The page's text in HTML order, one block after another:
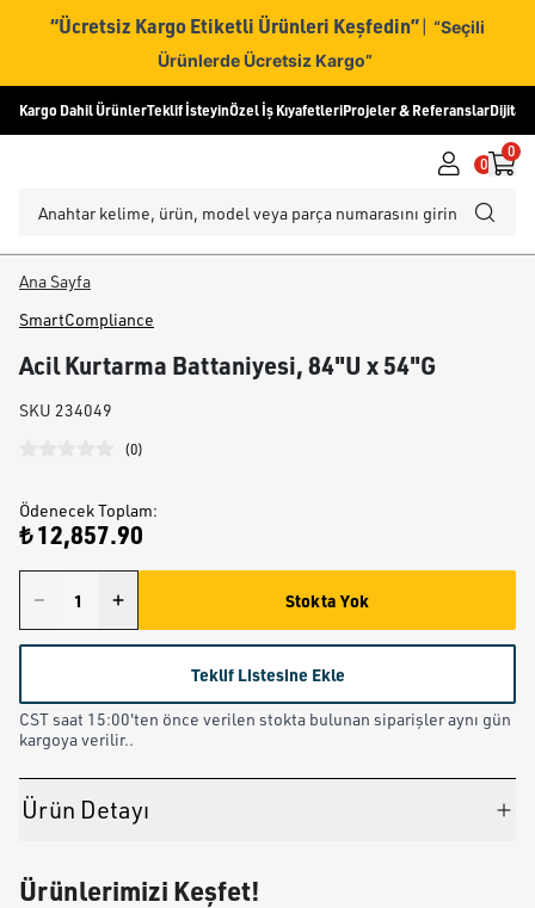
“Ücretsiz Kargo Etiketli Ürünleri Keşfedin” | “Seçili
Ürünlerde Ücretsiz Kargo”
Kargo Dahil ÜrünlerTeklif İsteyinÖzel İş KıyafetleriProjeler & ReferanslarDijital
0
0
Ana Sayfa
SmartCompliance
Acil Kurtarma Battaniyesi, 84"U x 54"G
SKU 234049
(0)
Ödenecek Toplam:
₺ 12,857.90
Stokta Yok
Teklif Listesine Ekle
CST saat 15:00'ten önce verilen stokta bulunan siparişler aynı gün
kargoya verilir..
Ürün Detayı
Ürünlerimizi Keşfet!